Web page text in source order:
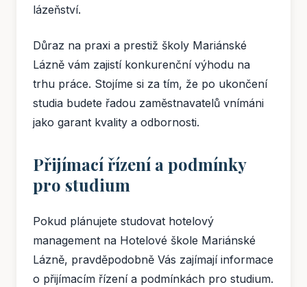
lázeňství.
Důraz na praxi a prestiž školy Mariánské
Lázně vám zajistí konkurenční výhodu na
trhu práce. Stojíme si za tím, že po ukončení
studia budete řadou zaměstnavatelů vnímáni
jako garant kvality a odbornosti.
Přijímací řízení a podmínky
pro studium
Pokud plánujete studovat hotelový
management na Hotelové škole Mariánské
Lázně, pravděpodobně Vás zajímají informace
o přijímacím řízení a podmínkách pro studium.